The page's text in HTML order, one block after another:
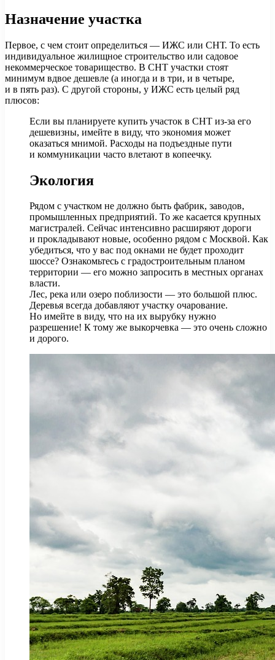
Назначение участка
Первое, с чем стоит определиться — ИЖС или СНТ. То есть
индивидуальное жилищное строительство или садовое
некоммерческое товарищество. В СНТ участки стоят
минимум вдвое дешевле (а иногда и в три, и в четыре,
и в пять раз). С другой стороны, у ИЖС есть целый ряд
плюсов:
Если вы планируете купить участок в СНТ из-за его
дешевизны, имейте в виду, что экономия может
оказаться мнимой. Расходы на подъездные пути
и коммуникации часто влетают в копеечку.
Экология
Рядом с участком не должно быть фабрик, заводов,
промышленных предприятий. То же касается крупных
магистралей. Сейчас интенсивно расширяют дороги
и прокладывают новые, особенно рядом с Москвой. Как
убедиться, что у вас под окнами не будет проходит
шоссе? Ознакомьтесь с градостроительным планом
территории — его можно запросить в местных органах
власти.
Лес, река или озеро поблизости — это большой плюс.
Деревья всегда добавляют участку очарование.
Но имейте в виду, что на их вырубку нужно
разрешение! К тому же выкорчевка — это очень сложно
и дорого.